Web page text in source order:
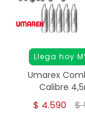
Llega hoy
Umarex
Calibre
$ 4.590 $